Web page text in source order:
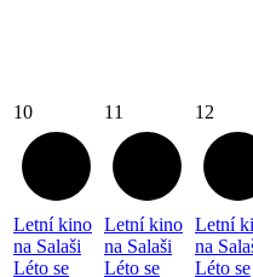
10
Letní kino
na Salaši
Léto se
11
Letní kino
na Salaši
Léto se
12
Letní
na
Léto se